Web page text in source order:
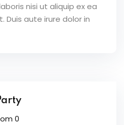
nisi ut aliquip ex ea
aute irure dolor in
0